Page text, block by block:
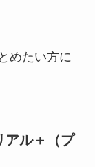
めたい方に
アル＋（プ